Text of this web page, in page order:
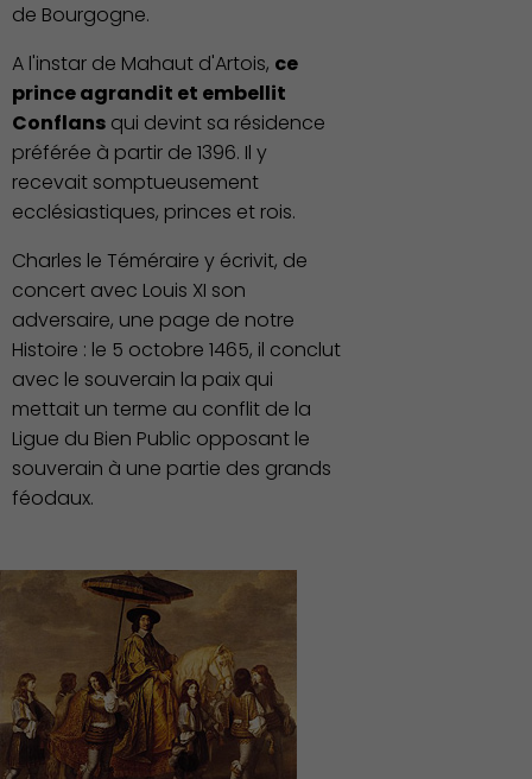
Famille
de Bourgogne.
A l'instar de Mahaut d'Artois, ce
prince agrandit et embellit
Conflans qui devint sa résidence
préférée à partir de 1396. Il y
recevait somptueusement
ecclésiastiques, princes et rois.
Charles le Téméraire y écrivit, de
concert avec Louis XI son
adversaire, une page de notre
Histoire : le 5 octobre 1465, il conclut
avec le souverain la paix qui
mettait un terme au conflit de la
Ligue du Bien Public opposant le
souverain à une partie des grands
féodaux.